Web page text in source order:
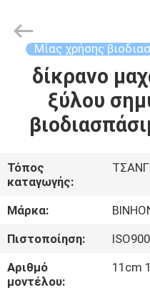
ΣΠΊΤΙ
ΠΡΟΪΌΝΤΑ
ΠΕΡΊΠΟΥ
ΕΜΕΊΣ
ΓΎΡΟΣ
ΕΡΓΟΣΤΑΣΊΩΝ
and
Export
Μίας χρήσης
δίκρανο
ξύλου
Τόπος
καταγωγής:
Μάρκα:
Πιστοποίηση:
Αριθμό
μοντέλου:
11cm